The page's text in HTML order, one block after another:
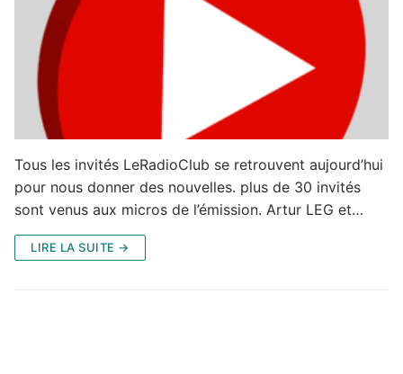
Tous les invités LeRadioClub se retrouvent aujourd’hui
pour nous donner des nouvelles. plus de 30 invités
sont venus aux micros de l’émission. Artur LEG et…
LIRE LA SUITE →